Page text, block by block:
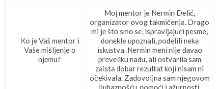
Ko je Vaš mentor i
Vaše mišljenje o
njemu?
Moj mentor je Nermin Delić,
organizator ovog takmičenja. Drago
mi je što smo se, ispravljajući pesme,
donekle upoznali, podelili neka
iskustva. Nermin meni nije davao
preveliku nadu, ali ostvarila sam
zaista dobar rezultat koji nisam ni
očekivala. Zadovoljna sam njegovom
ljubaznošću, pomoći i ažurnosti.